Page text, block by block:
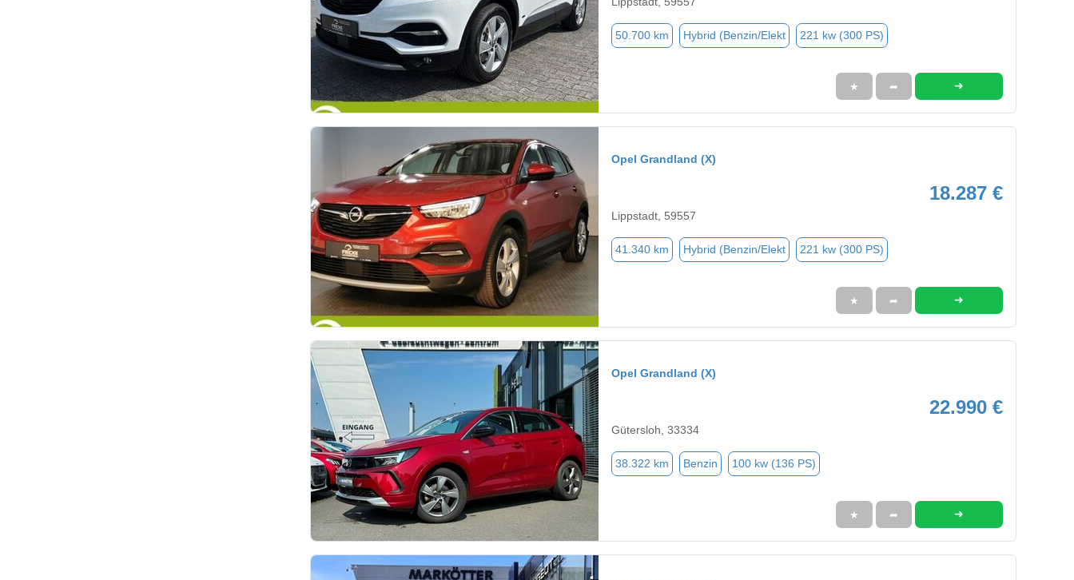
50.700 km Hybrid (Benzin/Elekt 221 kw (300 PS)
★ ➦ ➜
Opel Grandland (X)
18.287 €
Lippstadt, 59557
41.340 km Hybrid (Benzin/Elekt 221 kw (300 PS)
★ ➦ ➜
Opel Grandland (X)
22.990 €
Gütersloh, 33334
38.322 km Benzin 100 kw (136 PS)
★ ➦ ➜